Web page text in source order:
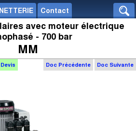
Contact
avec moteur électrique
- 700 bar
MM
Doc Précédente Doc Suivante
Devis